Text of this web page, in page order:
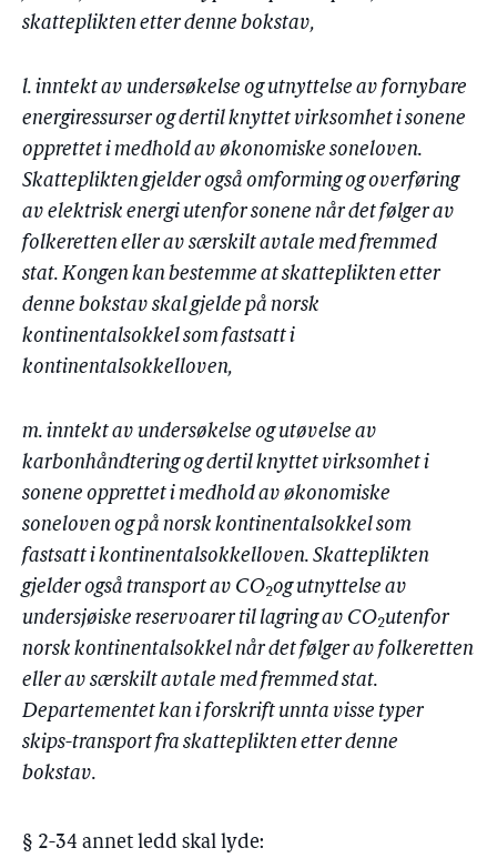
skatteplikten etter denne bokstav,
l. inntekt av undersøkelse og utnyttelse av fornybare
energiressurser og dertil knyttet virksomhet i sonene
opprettet i medhold av økonomiske soneloven.
Skatteplikten gjelder også omforming og overføring
av elektrisk energi utenfor sonene når det følger av
folkeretten eller av særskilt avtale med fremmed
stat. Kongen kan bestemme at skatteplikten etter
denne bokstav skal gjelde på norsk
kontinentalsokkel som fastsatt i
kontinentalsokkelloven,
m. inntekt av undersøkelse og utøvelse av
karbonhåndtering og dertil knyttet virksomhet i
sonene opprettet i medhold av økonomiske
soneloven og på norsk kontinentalsokkel som
fastsatt i kontinentalsokkelloven. Skatteplikten
gjelder også transport av CO2og utnyttelse av
undersjøiske reservoarer til lagring av CO2utenfor
norsk kontinentalsokkel når det følger av folkeretten
eller av særskilt avtale med fremmed stat.
Departementet kan i forskrift unnta visse typer
skips-transport fra skatteplikten etter denne
bokstav.
§ 2-34 annet ledd skal lyde: